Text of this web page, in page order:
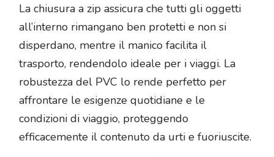
La chiusura a zip assicura che tutti gli oggetti
all’interno rimangano ben protetti e non si
disperdano, mentre il manico facilita il
trasporto, rendendolo ideale per i viaggi. La
robustezza del PVC lo rende perfetto per
affrontare le esigenze quotidiane e le
condizioni di viaggio, proteggendo
efficacemente il contenuto da urti e fuoriuscite.